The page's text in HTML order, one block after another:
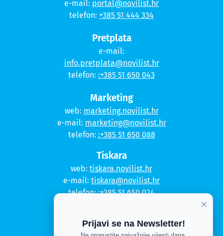
e-mail: portal@novilist.hr
telefon: +385 51 444 334
Pretplata
e-mail:
info.pretplata@novilist.hr
telefon: :+385 51 650 043
Marketing
web: marketing.novilist.hr
e-mail: marketing@novilist.hr
telefon: :+385 51 650 088
Tiskara
web: tiskara.novilist.hr
e-mail: tiskara@novilist.hr
telefon::+385 51 650 024
×
Prijavi se na Newsletter!